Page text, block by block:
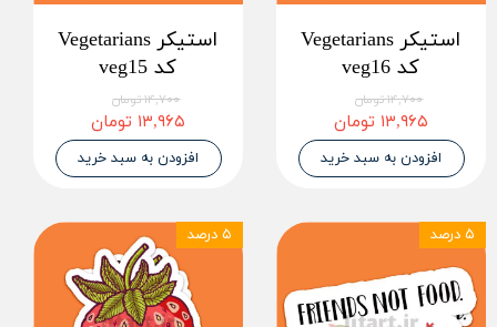
استیکر Vegetarians
کد veg16
۱۴,۷۰۰ تومان
۱۳,۹۶۵ تومان
افزودن به سبد خرید
استیکر Vegetarians
کد veg15
۱۴,۷۰۰ تومان
۱۳,۹۶۵ تومان
افزودن به سبد خرید
۵ درصد ۵ درصد